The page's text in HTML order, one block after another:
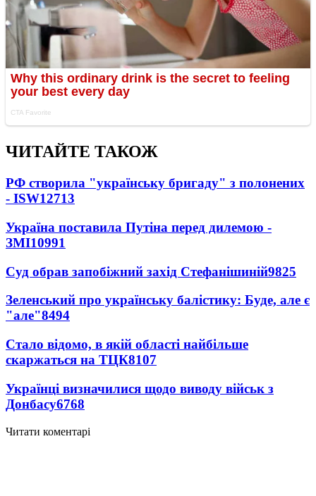
ЧИТАЙТЕ ТАКОЖ
РФ створила "українську бригаду" з полонених
- ISW12713
Україна поставила Путіна перед дилемою -
ЗМІ10991
Суд обрав запобіжний захід Стефанішиній9825
Зеленський про українську балістику: Буде, але є
"але"8494
Стало відомо, в якій області найбільше
скаржаться на ТЦК8107
Українці визначилися щодо виводу військ з
Донбасу6768
Читати коментарі